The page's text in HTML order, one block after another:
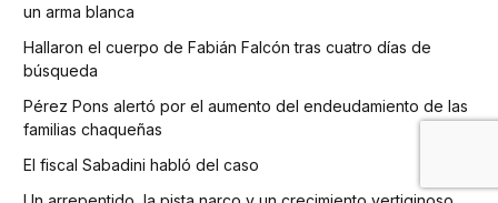
un arma blanca
Hallaron el cuerpo de Fabián Falcón tras cuatro días de
búsqueda
Pérez Pons alertó por el aumento del endeudamiento de las
familias chaqueñas
El fiscal Sabadini habló del caso